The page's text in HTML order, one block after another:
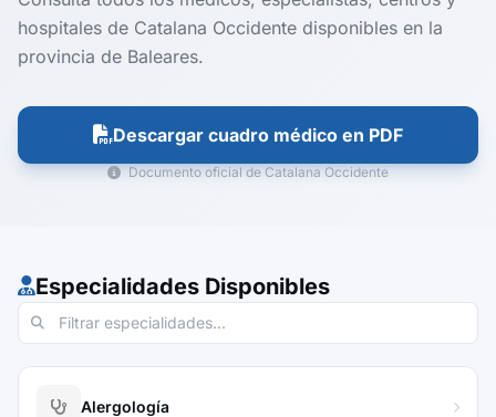
hospitales de Catalana Occidente disponibles en la
provincia de Baleares.
Descargar cuadro médico en PDF
Documento oficial de Catalana Occidente
Especialidades Disponibles
Alergología